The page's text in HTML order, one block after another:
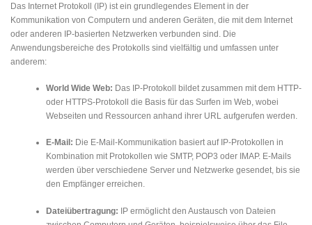
Das Internet Protokoll (IP) ist ein grundlegendes Element in der
Kommunikation von Computern und anderen Geräten, die mit dem Internet
oder anderen IP-basierten Netzwerken verbunden sind. Die
Anwendungsbereiche des Protokolls sind vielfältig und umfassen unter
anderem:
World Wide Web: Das IP-Protokoll bildet zusammen mit dem HTTP-
oder HTTPS-Protokoll die Basis für das Surfen im Web, wobei
Webseiten und Ressourcen anhand ihrer URL aufgerufen werden.
E-Mail: Die E-Mail-Kommunikation basiert auf IP-Protokollen in
Kombination mit Protokollen wie SMTP, POP3 oder IMAP. E-Mails
werden über verschiedene Server und Netzwerke gesendet, bis sie
den Empfänger erreichen.
Dateiübertragung: IP ermöglicht den Austausch von Dateien